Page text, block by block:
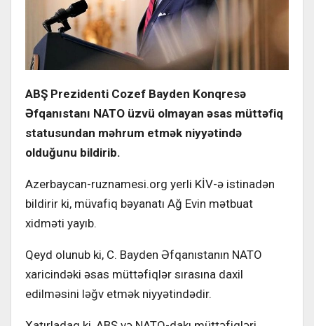
ABŞ Prezidenti Cozef Bayden Konqresə
Əfqanıstanı NATO üzvü olmayan əsas müttəfiq
statusundan məhrum etmək niyyətində
olduğunu bildirib.
Azerbaycan-ruznamesi.org yerli KİV-ə istinadən
bildirir ki, müvafiq bəyanatı Ağ Evin mətbuat
xidməti yayıb.
Qeyd olunub ki, C. Bayden Əfqanıstanın NATO
xaricindəki əsas müttəfiqlər sırasına daxil
edilməsini ləğv etmək niyyətindədir.